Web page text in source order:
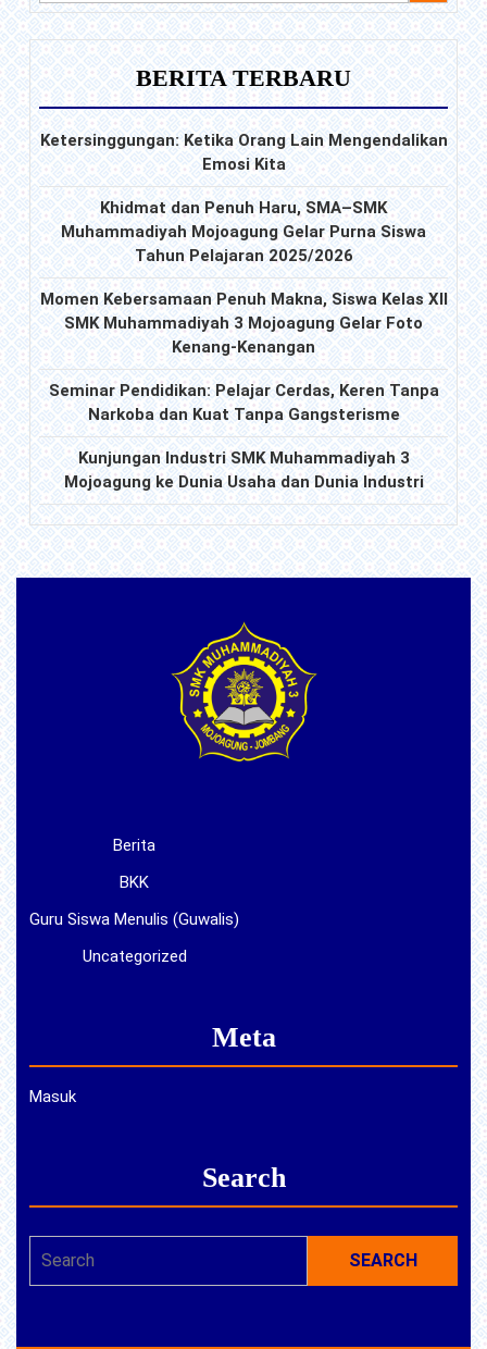
BERITA TERBARU
Ketersinggungan: Ketika Orang Lain Mengendalikan
Emosi Kita
Khidmat dan Penuh Haru, SMA–SMK
Muhammadiyah Mojoagung Gelar Purna Siswa
Tahun Pelajaran 2025/2026
Momen Kebersamaan Penuh Makna, Siswa Kelas XII
SMK Muhammadiyah 3 Mojoagung Gelar Foto
Kenang-Kenangan
Seminar Pendidikan: Pelajar Cerdas, Keren Tanpa
Narkoba dan Kuat Tanpa Gangsterisme
Kunjungan Industri SMK Muhammadiyah 3
Mojoagung ke Dunia Usaha dan Dunia Industri
Berita
BKK
Guru Siswa Menulis (Guwalis)
Uncategorized
Meta
Masuk
Search
for: